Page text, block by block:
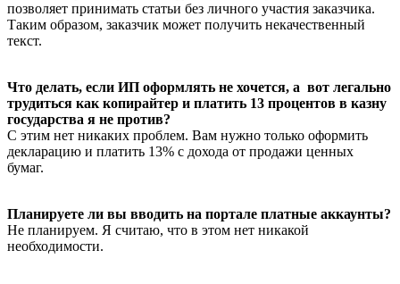
позволяет принимать статьи без личного участия заказчика.
Таким образом, заказчик может получить некачественный
текст.
Что делать, если ИП оформлять не хочется, а вот легально
трудиться как копирайтер и платить 13 процентов в казну
государства я не против?
С этим нет никаких проблем. Вам нужно только оформить
декларацию и платить 13% с дохода от продажи ценных
бумаг.
Планируете ли вы вводить на портале платные аккаунты?
Не планируем. Я считаю, что в этом нет никакой
необходимости.